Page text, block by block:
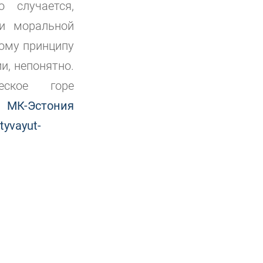
моральной
принципу
непонятно.
горе
МК-Эстония